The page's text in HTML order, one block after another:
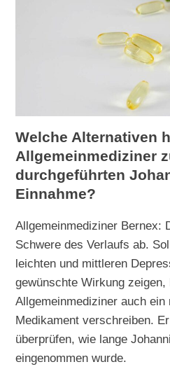
Welche Alternativen
Allgemeinmediziner
durchgeführten
Einnahme?
Allgemeinmediziner Bernex:
Schwere des Verlaufs ab.
leichten und mittleren
gewünschte Wirkung zeigen,
Allgemeinmediziner auch
Medikament verschreiben.
überprüfen, wie lange
eingenommen wurde.